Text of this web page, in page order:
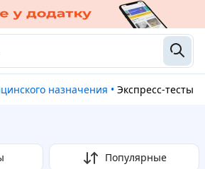
назначения • Экспресс-тесты
Популярные